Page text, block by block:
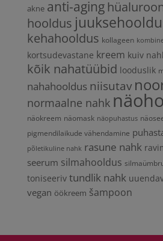
akne anti-aging
hooldus
kehahooldus kollageen
kortsudevastane kreem kuiv
kõik nahatüübid looduslik
nahahooldus niisutav
normaalne nahk
näokreem näomask näopuhastus
pigmendilaikude vähendamine
põletikuline nahk rasune nahk
seerum silmahooldus
toniseeriv tundlik nahk
vegan öökreem šampoon